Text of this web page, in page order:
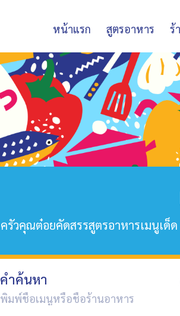
หน้าแรก สูตรอาหาร ร้
ครัวคุณต๋อยคัดสรรสูตรอาหารเมนูเด็
คำค้นหา